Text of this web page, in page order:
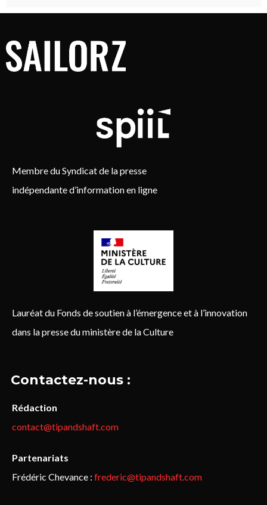
Membre du Syndicat de la presse
indépendante d’information en ligne
Lauréat du Fonds de soutien à l’émergence et à l’innovation
dans la presse du ministère de la Culture
Contactez-nous :
Rédaction
contact@tipandshaft.com
Partenariats
Frédéric Chevance : frederic@tipandshaft.com